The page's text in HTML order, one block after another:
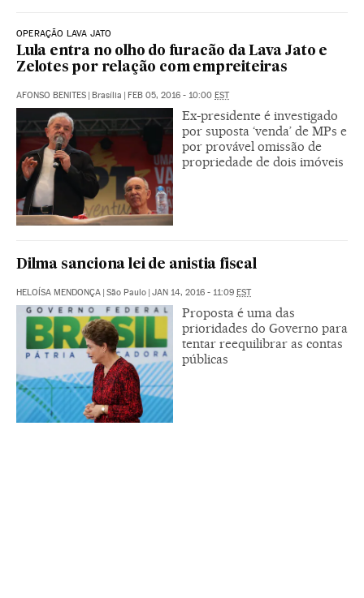
OPERAÇÃO LAVA JATO
Lula entra no olho do furacão da Lava Jato e
Zelotes por relação com empreiteiras
AFONSO BENITES Brasília FEB 05, 2016 - 10:00 EST
Ex-presidente é investigado
por suposta ‘venda’ de MPs e
por provável omissão de
propriedade de dois imóveis
Dilma sanciona lei de anistia fiscal
HELOÍSA MENDONÇA São Paulo JAN 14, 2016 - 11:09 EST
Proposta é uma das
prioridades do Governo para
tentar reequilibrar as contas
públicas